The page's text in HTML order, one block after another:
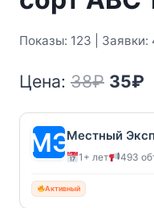
Показы: 123 | Заявки:
Цена: 38₽
цена
38₽.
35₽
Местный
1+ лет 493
Активный